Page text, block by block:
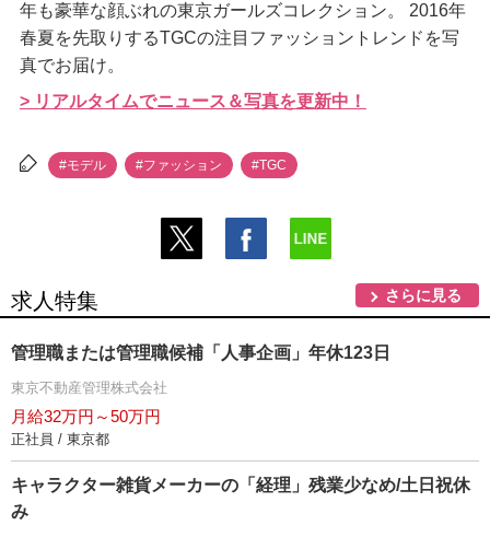
年も豪華な顔ぶれの東京ガールズコレクション。 2016年
春夏を先取りするTGCの注目ファッショントレンドを写
真でお届け。
> リアルタイムでニュース＆写真を更新中！
#モデル #ファッション #TGC
求人特集 さらに見る
管理職または管理職候補「人事企画」年休123日
東京不動産管理株式会社
月給32万円～50万円
正社員 / 東京都
キャラクター雑貨メーカーの「経理」残業少なめ/土日祝休
み